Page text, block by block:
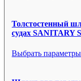
Толстостенный
судах SANITARY
Выбрать